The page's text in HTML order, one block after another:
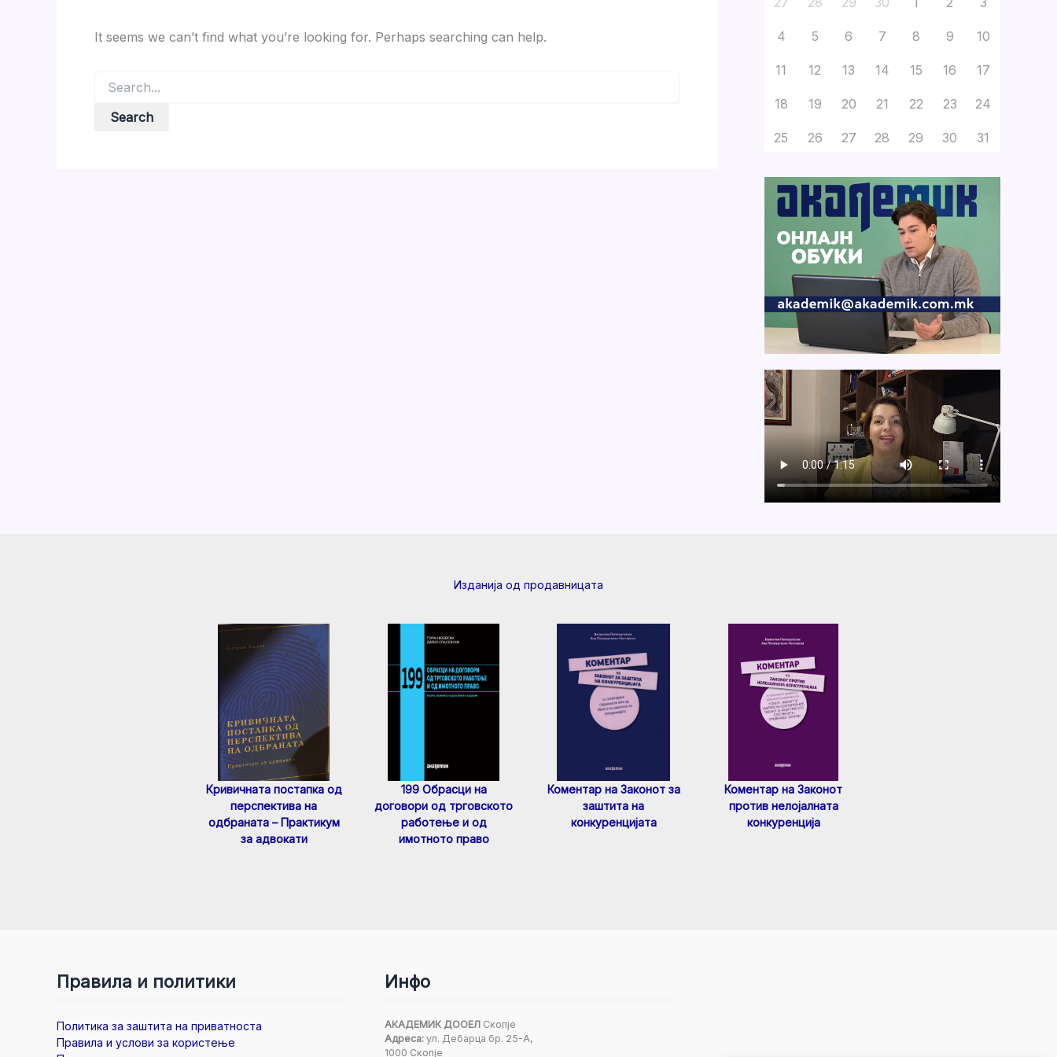
It seems we can’t find what you’re looking for. Perhaps searching can help.
for:
4 5 6 7 8 9 10
11 12 13 14 15 16 17
18 19 20 21 22 23 24
25 26 27 28 29 30 31
Изданија од продавницата
Кривичната постапка од
перспектива на
одбраната – Практикум
за адвокати
199 Обрасци на
договори од трговското
работење и од
имотното право
Коментар на Законот за
заштита на
конкуренцијата
Коментар на Законот
против нелојалната
конкуренција
Правила и политики
Политика за заштита на приватноста
Правила и услови за користење
Инфо
АКАДЕМИК ДООЕЛСкопје
Адреса:ул. Дебарца бр. 25-А,
1000 Скопје